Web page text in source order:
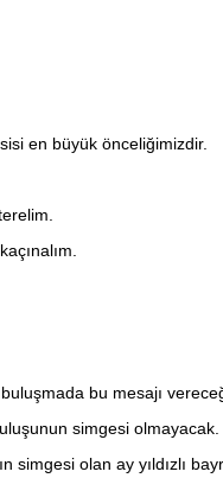
en büyük önceliğimizdir.
bu mesajı
simgesi olmayacak.
olan ay yıldızlı